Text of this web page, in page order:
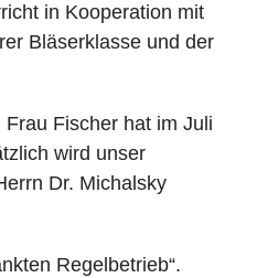
in Kooperation mit
Bläserklasse und der
Fischer hat im Juli
wird unser
Dr. Michalsky
Regelbetrieb“.